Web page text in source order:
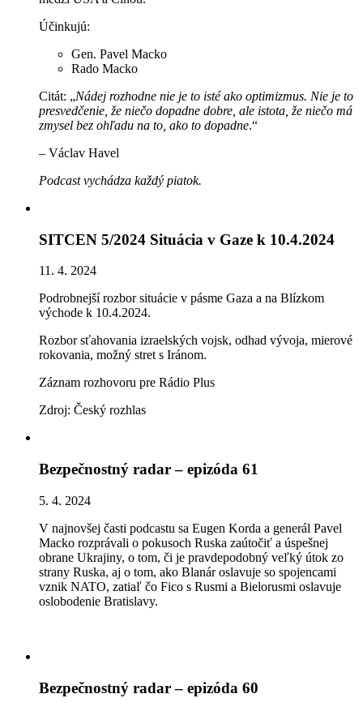
Účinkujú:
Gen. Pavel Macko
Rado Macko
Citát: „Nádej rozhodne nie je to isté ako optimizmus. Nie je to
presvedčenie, že niečo dopadne dobre, ale istota, že niečo má
zmysel bez ohľadu na to, ako to dopadne.“
– Václav Havel
Podcast vychádza každý piatok.
SITCEN 5/2024 Situácia v Gaze k 10.4.2024
11. 4. 2024
Podrobnejší rozbor situácie v pásme Gaza a na Blízkom
východe k 10.4.2024.
Rozbor sťahovania izraelských vojsk, odhad vývoja, mierové
rokovania, možný stret s Iránom.
Záznam rozhovoru pre Rádio Plus
Zdroj: Český rozhlas
Bezpečnostný radar – epizóda 61
5. 4. 2024
V najnovšej časti podcastu sa Eugen Korda a generál Pavel
Macko rozprávali o pokusoch Ruska zaútočiť a úspešnej
obrane Ukrajiny, o tom, či je pravdepodobný veľký útok zo
strany Ruska, aj o tom, ako Blanár oslavuje so spojencami
vznik NATO, zatiaľ čo Fico s Rusmi a Bielorusmi oslavuje
oslobodenie Bratislavy.
Bezpečnostný radar – epizóda 60